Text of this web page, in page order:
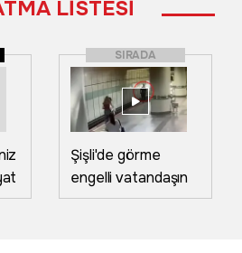
LİSTESİ
SIRADA
Şişli'de görme
engelli vatandaşın
metro raylarına